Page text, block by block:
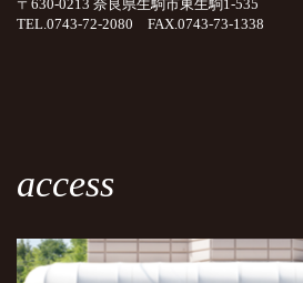
〒630-0213 奈良県生駒市東生駒1-535
TEL.0743-72-2080 FAX.0743-73-1338
access